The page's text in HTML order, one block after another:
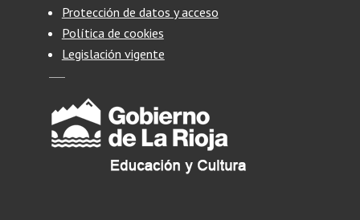
Protección de datos y acceso
Política de cookies
Legislación vigente